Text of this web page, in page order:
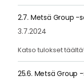
2.7. Metsä Group -
3.7.2024
Katso tulokset täältä!
25.6. Metsä Group